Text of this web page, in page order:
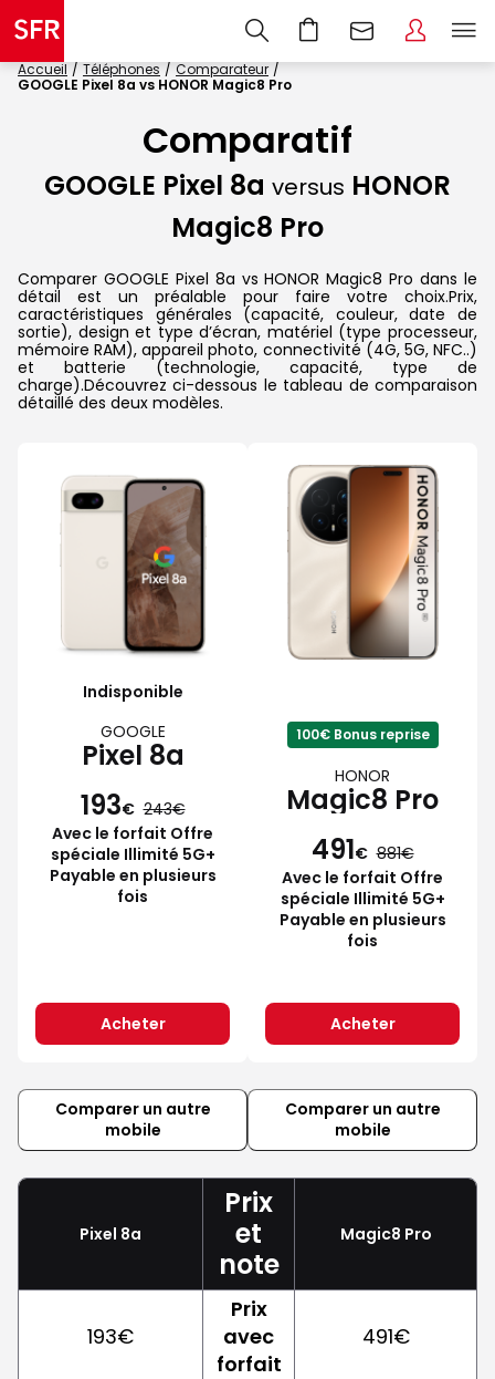
Accueil Téléphones
Comparateur
GOOGLE Pixel 8a vs HONOR Magic8 Pro
Comparatif
GOOGLE Pixel 8a versus HONOR
Magic8 Pro
Comparer GOOGLE Pixel 8a vs HONOR Magic8 Pro dans le
détail est un préalable pour faire votre choix.Prix,
caractéristiques générales (capacité, couleur, date de
sortie), design et type d’écran, matériel (type processeur,
mémoire RAM), appareil photo, connectivité (4G, 5G, NFC..)
et batterie (technologie, capacité, type de
charge).Découvrez ci-dessous le tableau de comparaison
détaillé des deux modèles.
Indisponible
GOOGLE
Pixel 8a
193€ 243
Avec le forfait Offre
spéciale Illimité 5G+
Payable en plusieurs
fois
Acheter
100€ Bonus reprise
HONOR
Magic8 Pro
491€ 881
Avec le forfait Offre
spéciale Illimité 5G+
Payable en plusieurs
fois
Acheter
Comparer un autre
mobile
Comparer un autre
mobile
Pixel 8a
Prix
et
note
Magic8 Pro
193€
Prix
avec
forfait
491€